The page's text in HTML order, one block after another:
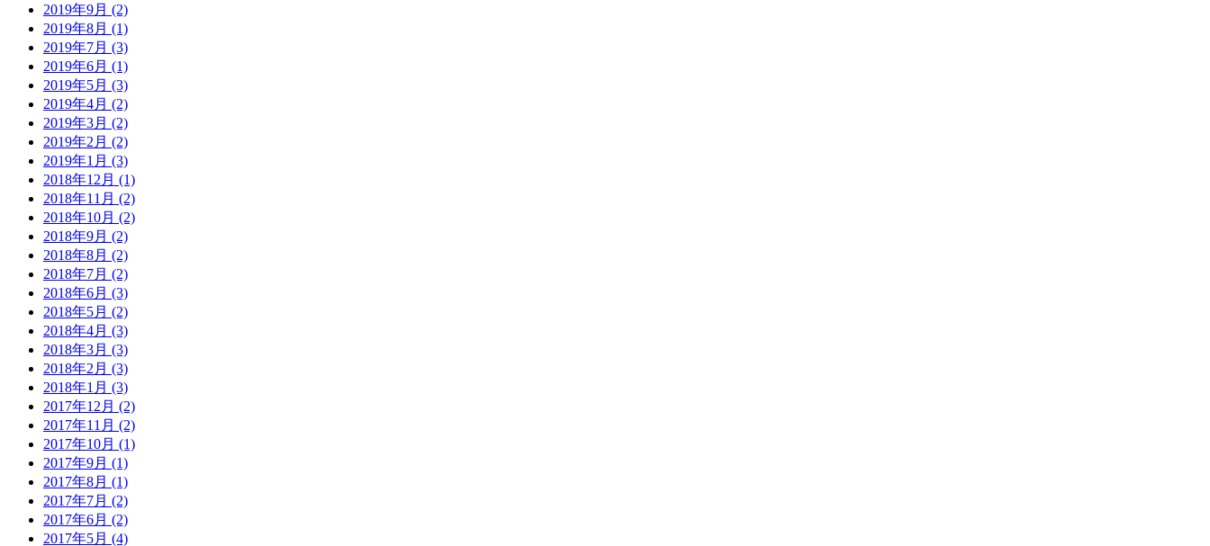
2019年9月 (2)
2019年8月 (1)
2019年7月 (3)
2019年6月 (1)
2019年5月 (3)
2019年4月 (2)
2019年3月 (2)
2019年2月 (2)
2019年1月 (3)
2018年12月 (1)
2018年11月 (2)
2018年10月 (2)
2018年9月 (2)
2018年8月 (2)
2018年7月 (2)
2018年6月 (3)
2018年5月 (2)
2018年4月 (3)
2018年3月 (3)
2018年2月 (3)
2018年1月 (3)
2017年12月 (2)
2017年11月 (2)
2017年10月 (1)
2017年9月 (1)
2017年8月 (1)
2017年7月 (2)
2017年6月 (2)
2017年5月 (4)